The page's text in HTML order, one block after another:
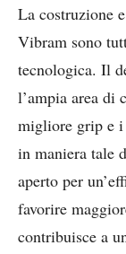
La costruzione
Vibram sono
tecnologica. Il
l’ampia area di
migliore grip e
in maniera tale
aperto per
favorire
contribuisce a